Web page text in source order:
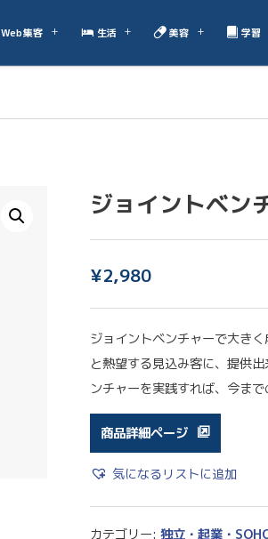
Web集客 生活 美容 学習
ジョイントベン
¥2,980
ジョイントベンチャーで大き
と熱望する見込み客に、提供
ンチャーを実践すれば、今ま
商品詳細ページ
気になるリストに追加
カテゴリー: 独立・起業・